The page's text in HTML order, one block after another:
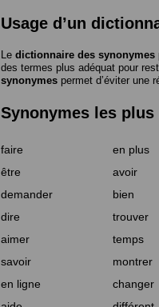
Usage d’un
Le dictionnaire des synonymes
des termes plus adéquat pour
synonymes permet d’éviter une
Synonymes les plus
faire en plus
être
avoir
demander
bien
dire
trouver
aimer
temps
savoir
montrer
en ligne
changer